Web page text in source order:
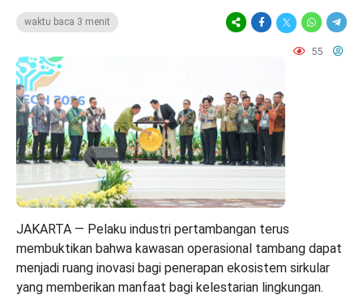
waktu baca 3 menit
55
JAKARTA — Pelaku industri pertambangan terus
membuktikan bahwa kawasan operasional tambang dapat
menjadi ruang inovasi bagi penerapan ekosistem sirkular
yang memberikan manfaat bagi kelestarian lingkungan.